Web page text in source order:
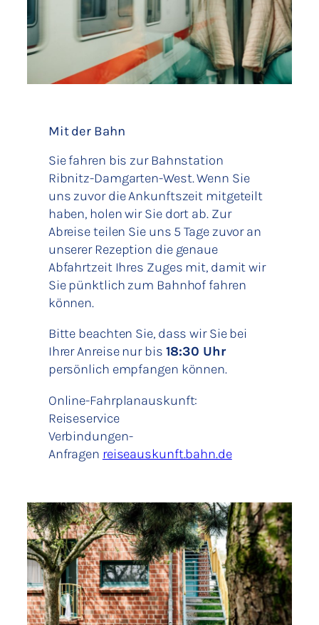
Mit der Bahn
Sie fahren bis zur Bahnstation
Ribnitz-Damgarten-West. Wenn Sie
uns zuvor die Ankunftszeit mitgeteilt
haben, holen wir Sie dort ab. Zur
Abreise teilen Sie uns 5 Tage zuvor an
unserer Rezeption die genaue
Abfahrtzeit Ihres Zuges mit, damit wir
Sie pünktlich zum Bahnhof fahren
können.
Bitte beachten Sie, dass wir Sie bei
Ihrer Anreise nur bis 18:30 Uhr
persönlich empfangen können.
Online-Fahrplanauskunft:
Reiseservice
Verbindungen-
Anfragen reiseauskunft.bahn.de